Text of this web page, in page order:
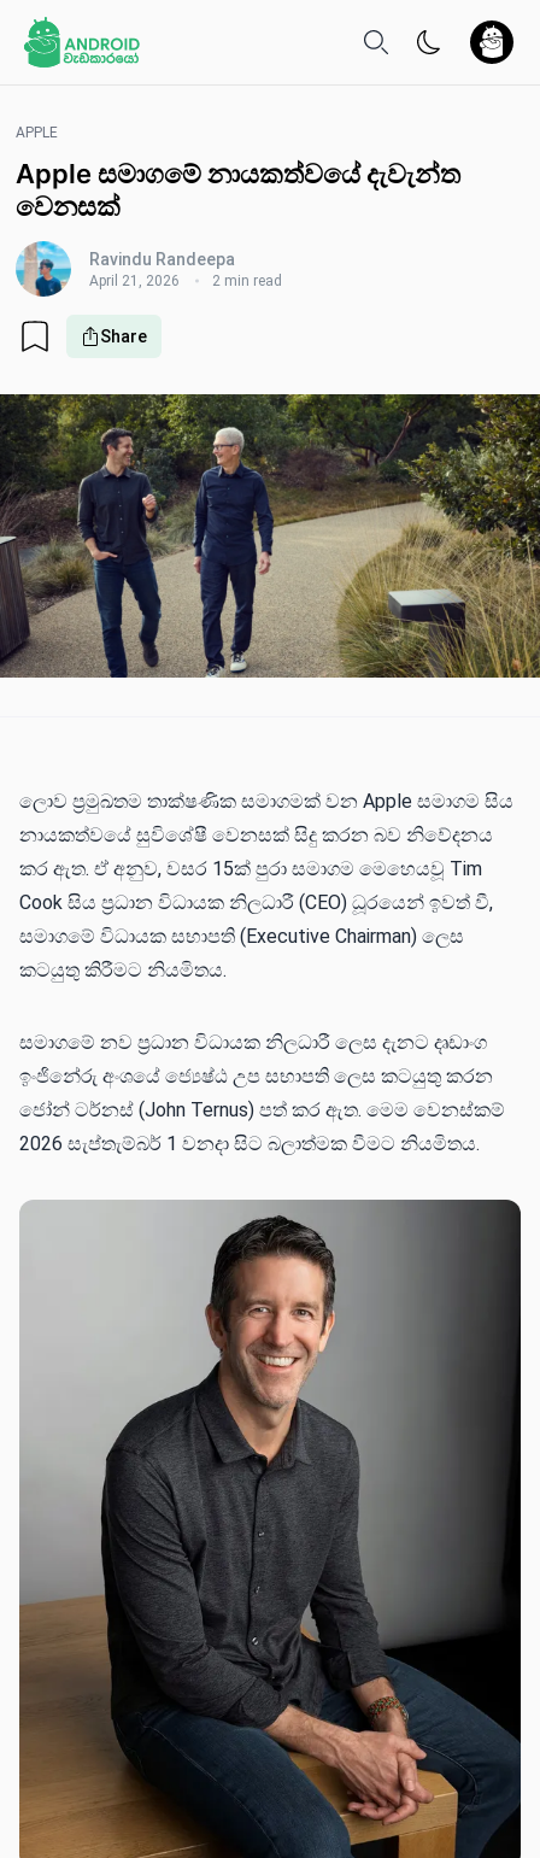
APPLE
Apple සමාගමේ නායකත්වයේ දැවැන්ත
වෙනසක්
Ravindu Randeepa
April 21, 2026 2 min read
Share
ලොව ප්‍රමුඛතම තාක්ෂණික සමාගමක් වන Apple සමාගම සිය
නායකත්වයේ සුවිශේෂී වෙනසක් සිදු කරන බව නිවේදනය
කර ඇත. ඒ අනුව, වසර 15ක් පුරා සමාගම මෙහෙයවූ Tim
Cook සිය ප්‍රධාන විධායක නිලධාරී (CEO) ධූරයෙන් ඉවත් වී,
සමාගමේ විධායක සභාපති (Executive Chairman) ලෙස
කටයුතු කිරීමට නියමිතය.
සමාගමේ නව ප්‍රධාන විධායක නිලධාරී ලෙස දැනට දෘඩාංග
ඉංජිනේරු අංශයේ ජ්‍යෙෂ්ඨ උප සභාපති ලෙස කටයුතු කරන
ජෝන් ටර්නස් (John Ternus) පත් කර ඇත. මෙම වෙනස්කම්
2026 සැප්තැම්බර් 1 වනදා සිට බලාත්මක වීමට නියමිතය.